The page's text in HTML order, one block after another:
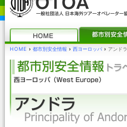
HOME › 都市別安全情報 › 西ヨーロッパ › アンドラ